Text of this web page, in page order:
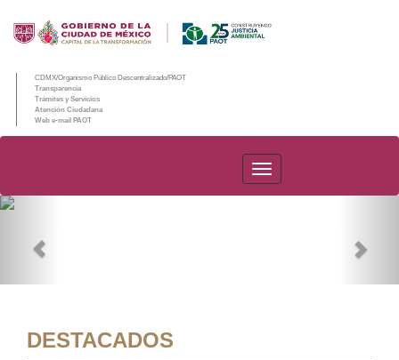
CDMX/Organismo Público Descentralizado/PAOT
Transparencia
Trámites y Servicios
Atención Ciudadana
Web e-mail PAOT
PAOT
DESTACADOS